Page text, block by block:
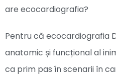
are ecocardiografia?
Pentru că ecocardiografia
anatomic și funcțional al
ca prim pas în scenarii în